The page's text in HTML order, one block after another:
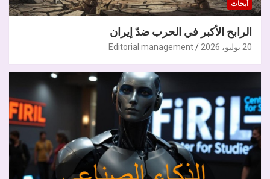
أبحاث
الرابح الأكبر في الحرب ضدّ إيران
20 يوليو، 2026 Editorial management